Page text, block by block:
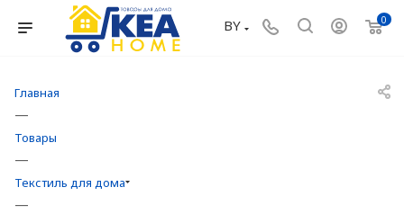
0
BY
Главная
—
Товары
—
Текстиль для дома
—